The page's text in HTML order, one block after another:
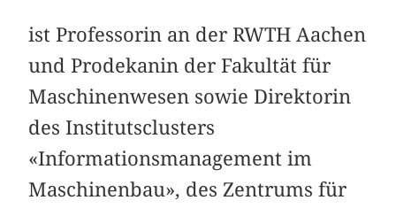
ist Professorin an der RWTH Aachen
und Prodekanin der Fakultät für
Maschinenwesen sowie Direktorin
des Institutsclusters
«Informationsmanagement im
Maschinenbau», des Zentrums für